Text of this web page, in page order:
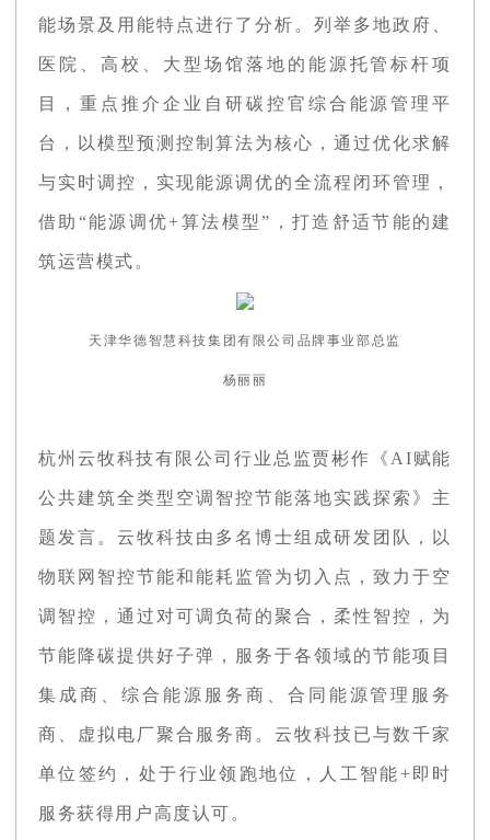
能场景及用能特点进行了分析。列举多地政府、
医院、高校、大型场馆落地的能源托管标杆项
目，重点推介企业自研碳控官综合能源管理平
台，以模型预测控制算法为核心，通过优化求解
与实时调控，实现能源调优的全流程闭环管理，
借助“能源调优+算法模型”，打造舒适节能的建
筑运营模式。
天津华德智慧科技集团有限公司品牌事业部总监
杨丽丽
杭州云牧科技有限公司行业总监贾彬作《AI赋能
公共建筑全类型空调智控节能落地实践探索》主
题发言。云牧科技由多名博士组成研发团队，以
物联网智控节能和能耗监管为切入点，致力于空
调智控，通过对可调负荷的聚合，柔性智控，为
节能降碳提供好子弹，服务于各领域的节能项目
集成商、综合能源服务商、合同能源管理服务
商、虚拟电厂聚合服务商。云牧科技已与数千家
单位签约，处于行业领跑地位，人工智能+即时
服务获得用户高度认可。